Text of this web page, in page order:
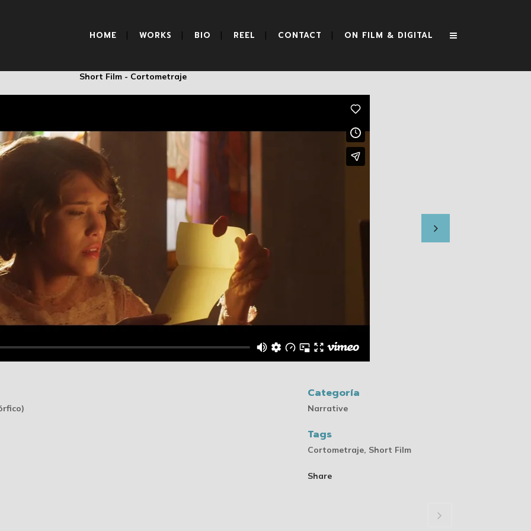
HOME WORKS BIO REEL CONTACT ON FILM & DIGITAL
DE LA TIERRA
Short Film - Cortometraje
Categoría
Narrative
Tags
Cortometraje, Short Film
Share